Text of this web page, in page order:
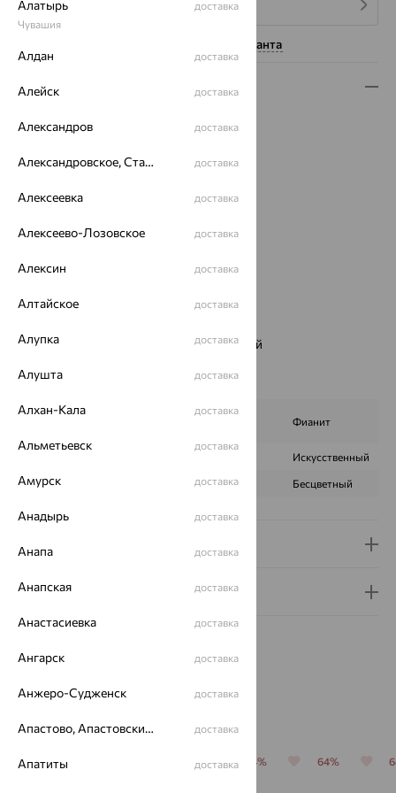
4 платежа по 17 404₽
Нужна помощь консультанта
Описание
Вид изделия:
Металл:Золото
Проба:585
Вставка:Аметрин
Вид вставки:
Цвет вставки:
Наименование цвета вставки:
Фиолетовый
Характеристика вставки:
Аметрин
Фианит
Искусственный
ЦВЕТ Фиолетовый Бесцветный
Доставка и оплата
Гарантия и возврат
70% 64% 64%
Алатырь
Чувашия
доставка
Алдан доставка
Алейск доставка
Александров доставка
Александровское, Ставропольский край доставка
Алексеевка доставка
Алексеево-Лозовское доставка
Алексин доставка
Алтайское доставка
Алупка доставка
Алушта доставка
Алхан-Кала доставка
Альметьевск доставка
Амурск доставка
Анадырь доставка
Анапа доставка
Анапская доставка
Анастасиевка доставка
Ангарск доставка
Анжеро-Судженск доставка
Апастово, Апастовский район доставка
Апатиты доставка